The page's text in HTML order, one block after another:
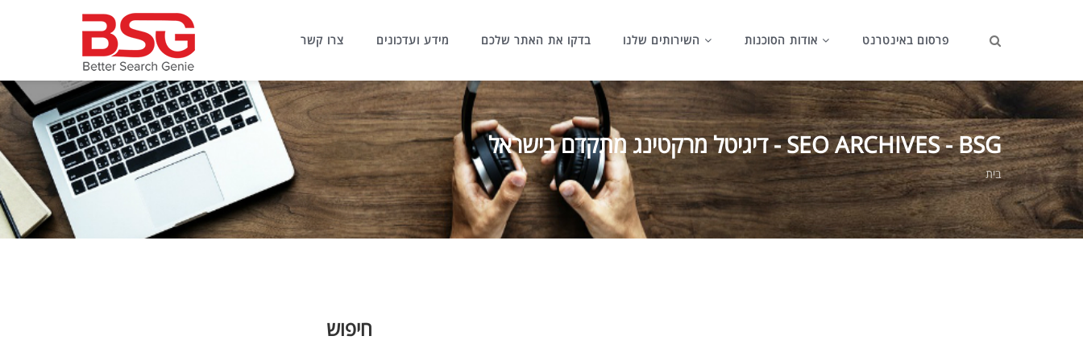
צרו קשר מידע ועדכונים בדקו את האתר שלכם השירותים שלנו אודות הסוכנות פרסום באינטרנט
SEO ARCHIVES - BSG - דיגיטל מרקטינג מתקדם בישראל
בית
חיפוש